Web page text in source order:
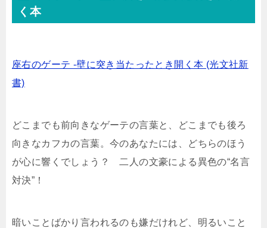
く本
座右のゲーテ -壁に突き当たったとき開く本 (光文社新
書)
どこまでも前向きなゲーテの言葉と、どこまでも後ろ
向きなカフカの言葉。今のあなたには、どちらのほう
が心に響くでしょう？ 二人の文豪による異色の“名言
対決”！
暗いことばかり言われるのも嫌だけれど、明るいこと